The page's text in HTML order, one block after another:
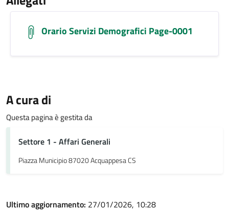
Orario Servizi Demografici Page-0001
A cura di
Questa pagina è gestita da
Settore 1 - Affari Generali
Piazza Municipio 87020 Acquappesa CS
Ultimo aggiornamento: 27/01/2026, 10:28